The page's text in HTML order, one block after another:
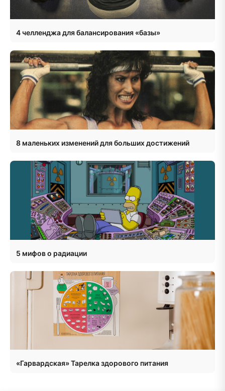
4 челленджа для балансирования «базы»
8 маленьких изменений для больших достижений
5 мифов о радиации
«Гарвардская» Тарелка здорового питания